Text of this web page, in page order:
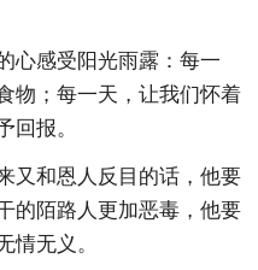
心感受阳光雨露：每一
物；每一天，让我们怀着
回报。
又和恩人反目的话，他要
的陌路人更加恶毒，他要
情无义。